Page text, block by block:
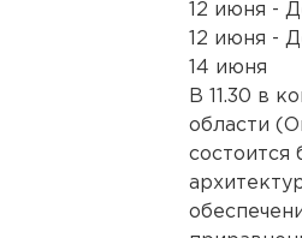
12 июня -
12 июня -
14 июня
В 11.30 в
области
состоится